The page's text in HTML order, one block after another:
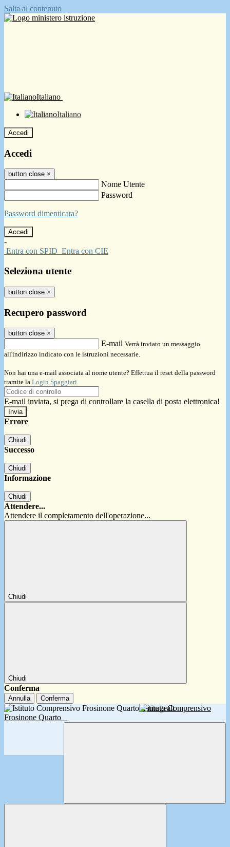
Salta al contenuto
Italiano
Italiano
Accedi
Accedi
button close ×
Nome Utente
Password
Password dimenticata?
-
Entra con SPID Entra con CIE
Seleziona utente
button close ×
Recupero password
button close ×
E-mail Verrà inviato un messaggio
all'indirizzo indicato con le istruzioni necessarie.
Non hai una e-mail associata al nome utente? Effettua il reset della password
tramite la Login Spaggiari
E-mail inviata, si prega di controllare la casella di posta elettronica!
Errore
Chiudi
Successo
Chiudi
Informazione
Chiudi
Attendere...
Attendere il completamento dell'operazione...
Chiudi
Chiudi
Conferma
Annulla Conferma
Istituto Comprensivo
Frosinone Quarto